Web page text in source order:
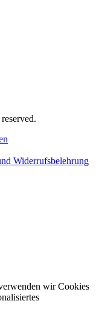
Widerrufsbelehrung
wir Cookies